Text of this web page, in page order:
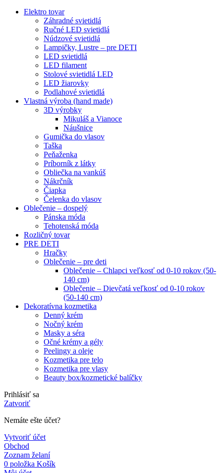
Elektro tovar
Záhradné svietidlá
Ručné LED svietidlá
Núdzové svietidlá
Lampičky, Lustre – pre DETI
LED svietidlá
LED filament
Stolové svietidlá LED
LED žiarovky
Podlahové svietidlá
Vlastná výroba (hand made)
3D výrobky
Mikuláš a Vianoce
Náušnice
Gumička do vlasov
Taška
Peňaženka
Príborník z látky
Obliečka na vankúš
Nákrčník
Čiapka
Čelenka do vlasov
Oblečenie – dospelý
Pánska móda
Tehotenská móda
Rozličný tovar
PRE DETI
Hračky
Oblečenie – pre deti
Oblečenie – Chlapci veľkosť od 0-10 rokov (50-
140 cm)
Oblečenie – Dievčatá veľkosť od 0-10 rokov
(50-140 cm)
Dekoratívna kozmetika
Denný krém
Nočný krém
Masky a séra
Očné krémy a gély
Peelingy a oleje
Kozmetika pre telo
Kozmetika pre vlasy
Beauty box/kozmetické balíčky
Prihlásiť sa
Zatvoriť
Nemáte ešte účet?
Vytvoriť účet
Obchod
Zoznam želaní
0 položka Košík